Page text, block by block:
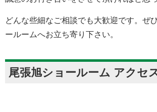
どんな些細なご相談でも大歓迎です。ぜ
ールームへお立ち寄り下さい。
尾張旭ショールーム アクセ